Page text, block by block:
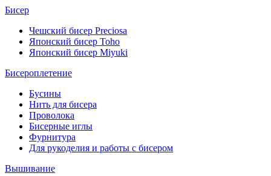
Бисер
Чешский бисер Preciosa
Японский бисер Toho
Японский бисер Miyuki
Бисероплетение
Бусины
Нить для бисера
Проволока
Бисерные иглы
Фурнитура
Для рукоделия и работы с бисером
Вышивание